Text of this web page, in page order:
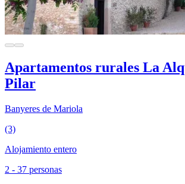
Apartamentos rurales La
Pilar
Banyeres de Mariola
(3)
Alojamiento entero
2 - 37 personas